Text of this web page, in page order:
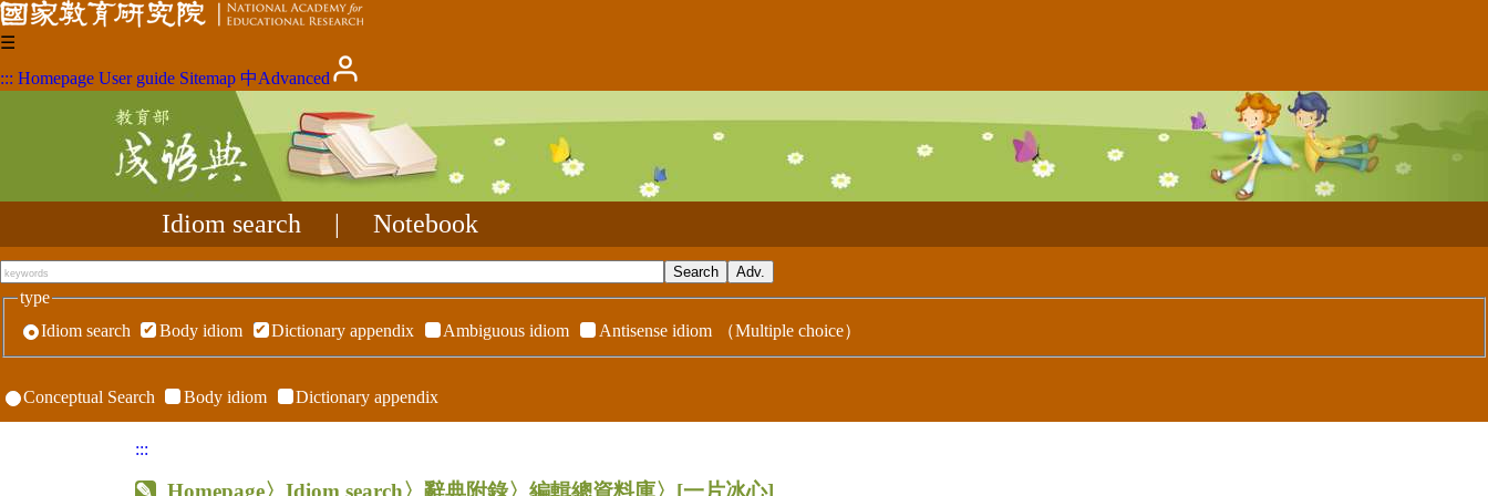
☰
::: Homepage User guide Sitemap 中Advanced
Idiom search Notebook
type
Idiom search
Body idiom Dictionary appendix Ambiguous idiom Antisense idiom （Multiple choice）
Conceptual Search Body idiom Dictionary appendix
:::
Homepage〉Idiom search〉辭典附錄〉編輯總資料庫〉 [一片冰心]